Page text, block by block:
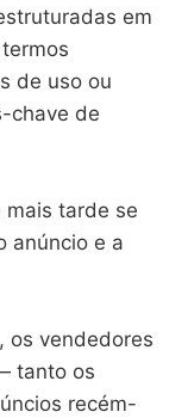
em
de uso ou
chave de
mais tarde se
anúncio e a
os vendedores
tanto os
recém-